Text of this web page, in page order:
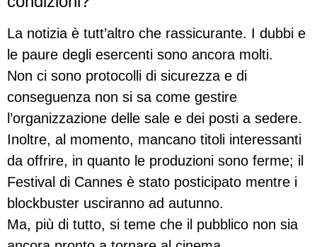
La notizia è tutt’altro che rassicurante. I dubbi e
le paure degli esercenti sono ancora molti.
Non ci sono protocolli di sicurezza e di
conseguenza non si sa come gestire
l’organizzazione delle sale e dei posti a sedere.
Inoltre, al momento, mancano titoli interessanti
da offrire, in quanto le produzioni sono ferme; il
Festival di Cannes è stato posticipato mentre i
blockbuster usciranno ad autunno.
Ma, più di tutto, si teme che il pubblico non sia